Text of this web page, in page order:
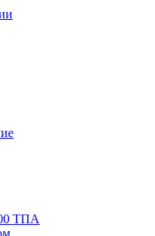
ТПА